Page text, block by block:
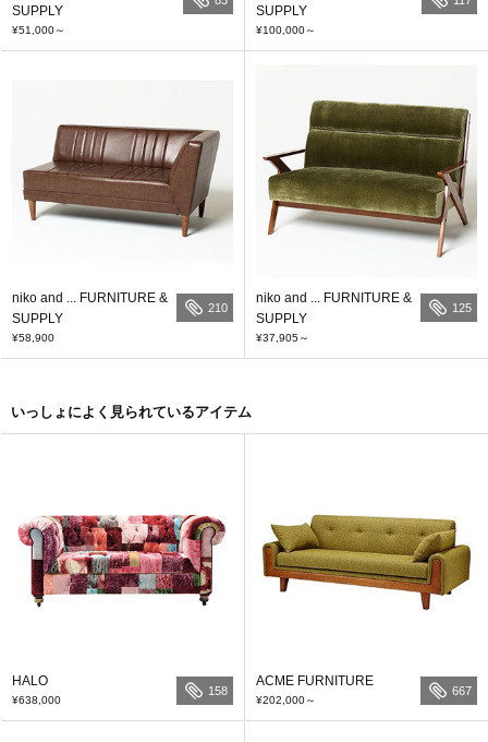
SUPPLY
¥51,000～
SUPPLY
¥100,000～
niko and ... FURNITURE &
SUPPLY
¥58,900
210
niko and ... FURNITURE &
SUPPLY
¥37,905～
125
いっしょによく見られているアイテム
HALO
¥638,000
158
ACME FURNITURE
¥202,000～
667